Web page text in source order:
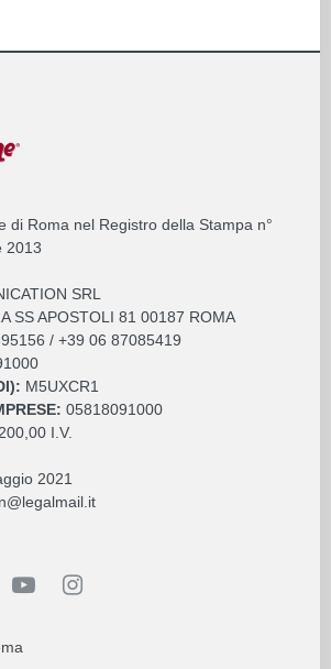
di Roma nel Registro della Stampa n°
2013
SRL
SS APOSTOLI 81 00187 ROMA
/ +39 06 87085419
M5UXCR1
05818091000
I.V.
2021